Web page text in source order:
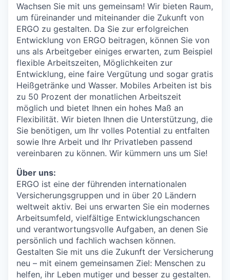
Wachsen Sie mit uns gemeinsam! Wir bieten Raum,
um füreinander und miteinander die Zukunft von
ERGO zu gestalten. Da Sie zur erfolgreichen
Entwicklung von ERGO beitragen, können Sie von
uns als Arbeitgeber einiges erwarten, zum Beispiel
flexible Arbeitszeiten, Möglichkeiten zur
Entwicklung, eine faire Vergütung und sogar gratis
Heißgetränke und Wasser. Mobiles Arbeiten ist bis
zu 50 Prozent der monatlichen Arbeitszeit
möglich und bietet Ihnen ein hohes Maß an
Flexibilität. Wir bieten Ihnen die Unterstützung, die
Sie benötigen, um Ihr volles Potential zu entfalten
sowie Ihre Arbeit und Ihr Privatleben passend
vereinbaren zu können. Wir kümmern uns um Sie!
Über uns:
ERGO ist eine der führenden internationalen
Versicherungsgruppen und in über 20 Ländern
weltweit aktiv. Bei uns erwarten Sie ein modernes
Arbeitsumfeld, vielfältige Entwicklungschancen
und verantwortungsvolle Aufgaben, an denen Sie
persönlich und fachlich wachsen können.
Gestalten Sie mit uns die Zukunft der Versicherung
neu – mit einem gemeinsamen Ziel: Menschen zu
helfen, ihr Leben mutiger und besser zu gestalten.